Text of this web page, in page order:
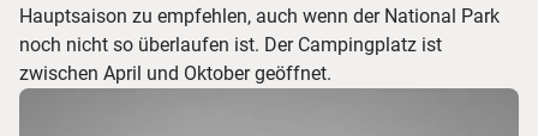
Hauptsaison zu empfehlen, auch wenn der National Park
noch nicht so überlaufen ist. Der Campingplatz ist
zwischen April und Oktober geöffnet.